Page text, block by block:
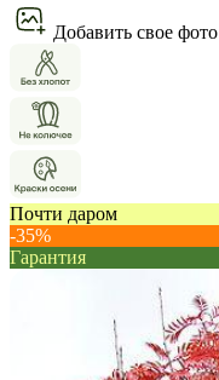
Добавить свое фото
Почти даром
-35%
Гарантия